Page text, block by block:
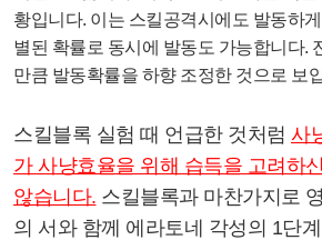
황입니다. 이는 스킬공격시에도 발동하
별된 확률로 동시에 발동도 가능합니다.
만큼 발동확률을 하향 조정한 것으로 보
스킬블록 실험 때 언급한 것처럼 사
가 사냥효율을 위해 습득을 고려하
않습니다. 스킬블록과 마찬가지로
의 서와 함께 에라토네 각성의 1단